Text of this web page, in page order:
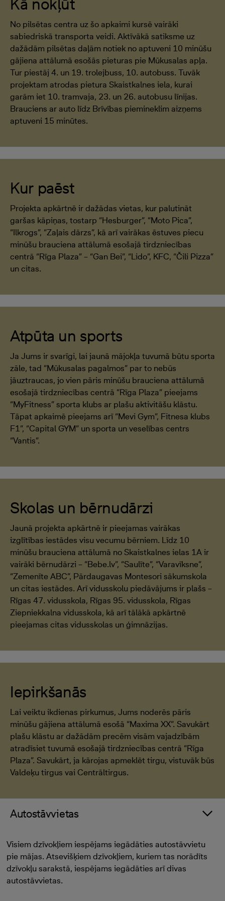
Kā nokļūt
No pilsētas centra uz šo apkaimi kursē vairāki
sabiedriskā transporta veidi. Aktīvākā satiksme uz
dažādām pilsētas daļām notiek no aptuveni 10 minūšu
gājiena attālumā esošās pieturas pie Mūkusalas apļa.
Tur piestāj 4. un 19. trolejbuss, 10. autobuss. Tuvāk
projektam atrodas pietura Skaistkalnes iela, kurai
garām iet 10. tramvaja, 23. un 26. autobusu līnijas.
Brauciens ar auto līdz Brīvības piemineklim aizņems
aptuveni 15 minūtes.
Kur paēst
Projekta apkārtnē ir dažādas vietas, kur palutināt
garšas kāpiņas, tostarp “Hesburger”, “Moto Pica”,
“Ilkrogs”, “Zaļais dārzs”, kā arī vairākas ēstuves piecu
minūšu brauciena attālumā esošajā tirdzniecības
centrā “Rīga Plaza” – “Gan Bei”, “Lido”, KFC, “Čili Pizza”
un citas.
Atpūta un sports
Ja Jums ir svarīgi, lai jaunā mājokļa tuvumā būtu sporta
zāle, tad “Mūkusalas pagalmos” par to nebūs
jāuztraucas, jo vien pāris minūšu brauciena attālumā
esošajā tirdzniecības centrā “Rīga Plaza” pieejams
“MyFitness” sporta klubs ar plašu aktivitāšu klāstu.
Tāpat apkaimē pieejams arī “Mevi Gym”, Fitnesa klubs
F1”, “Capital GYM” un sporta un veselības centrs
“Vantis”.
Skolas un bērnudārzi
Jaunā projekta apkārtnē ir pieejamas vairākas
izglītības iestādes visu vecumu bērniem. Līdz 10
minūšu brauciena attālumā no Skaistkalnes ielas 1A ir
vairāki bērnudārzi – “Bebe.lv”, “Saulīte”, “Varavīksne”,
“Zemenīte ABC”, Pārdaugavas Montesori sākumskola
un citas iestādes. Arī vidusskolu piedāvājums ir plašs –
Rīgas 47. vidusskola, Rīgas 95. vidusskola, Rīgas
Ziepniekkalna vidusskola, kā arī tālākā apkārtnē
pieejamas citas vidusskolas un ģimnāzijas.
Iepirkšanās
Lai veiktu ikdienas pirkumus, Jums noderēs pāris
minūšu gājiena attālumā esošā “Maxima XX”. Savukārt
plašu klāstu ar dažādām precēm visām vajadzībām
atradīsiet tuvumā esošajā tirdzniecības centrā “Rīga
Plaza”. Savukārt, ja kārojas apmeklēt tirgu, vistuvāk būs
Valdeķu tirgus vai Centrāltirgus.
Autostāvvietas
Visiem dzīvokļiem iespējams iegādāties autostāvvietu
pie mājas. Atsevišķiem dzīvokļiem, kuriem tas norādīts
dzīvokļu sarakstā, iespējams iegādāties arī divas
autostāvvietas.